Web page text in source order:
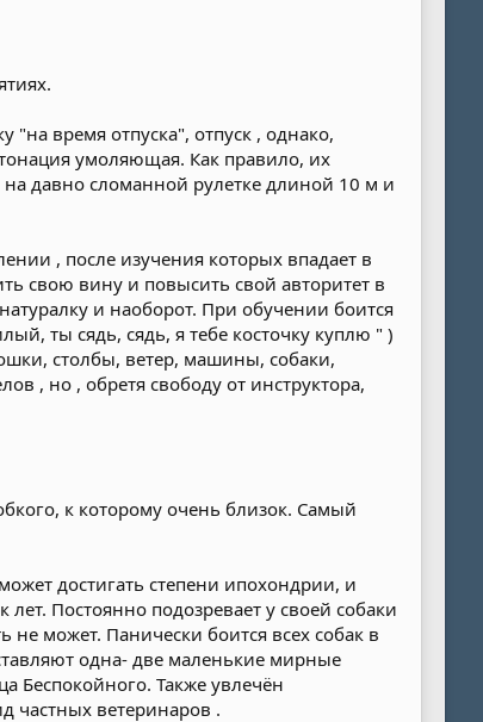
время отпуска", отпуск , однако,
умоляющая. Как правило, их
давно сломанной рулетке длиной 10 м и
, после изучения которых впадает в
свою вину и повысить свой авторитет в
и наоборот. При обучении боится
ты сядь, сядь, я тебе косточку куплю " )
столбы, ветер, машины, собаки,
, но , обретя свободу от инструктора,
к которому очень близок. Самый
достигать степени ипохондрии, и
Постоянно подозревает у своей собаки
может. Панически боится всех собак в
одна- две маленькие мирные
Беспокойного. Также увлечён
частных ветеринаров .